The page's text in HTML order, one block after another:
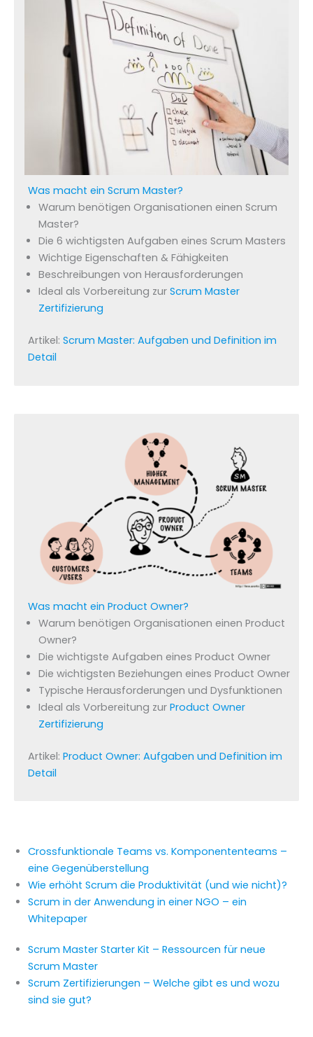
Was macht ein Scrum Master?
Warum benötigen Organisationen einen Scrum
Master?
Die 6 wichtigsten Aufgaben eines Scrum Masters
Wichtige Eigenschaften & Fähigkeiten
Beschreibungen von Herausforderungen
Ideal als Vorbereitung zur Scrum Master
Zertifizierung
Artikel: Scrum Master: Aufgaben und Definition im
Detail
Was macht ein Product Owner?
Warum benötigen Organisationen einen Product
Owner?
Die wichtigste Aufgaben eines Product Owner
Die wichtigsten Beziehungen eines Product Owner
Typische Herausforderungen und Dysfunktionen
Ideal als Vorbereitung zur Product Owner
Zertifizierung
Artikel: Product Owner: Aufgaben und Definition im
Detail
Crossfunktionale Teams vs. Komponententeams –
eine Gegenüberstellung
Wie erhöht Scrum die Produktivität (und wie nicht)?
Scrum in der Anwendung in einer NGO – ein
Whitepaper
Scrum Master Starter Kit – Ressourcen für neue
Scrum Master
Scrum Zertifizierungen – Welche gibt es und wozu
sind sie gut?